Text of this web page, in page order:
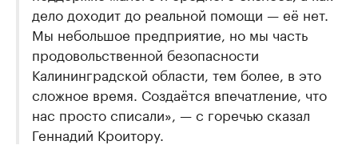
дело доходит до реальной помощи — её нет.
Мы небольшое предприятие, но мы часть
продовольственной безопасности
Калининградской области, тем более, в это
сложное время. Создаётся впечатление, что
нас просто списали», — с горечью сказал
Геннадий Кроитору.